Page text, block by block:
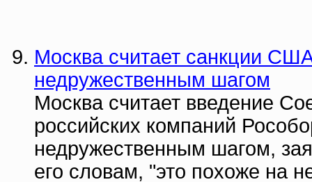
Москва считает санкции
недружественным шагом
Москва считает введение
российских компаний
недружественным шагом,
его словам, "это похоже на